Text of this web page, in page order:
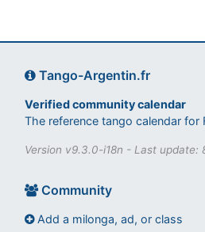
Tango-Argentin.fr
Verified community calendar
The reference tango calendar for
Version v9.3.0-i18n - Last update:
Community
Add a milonga, ad, or class